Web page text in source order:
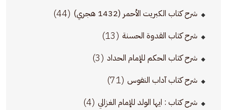
شرح كتاب الكبريت الأحمر (1432 هجري) (44)
شرح كتاب القدوة الحسنة (13)
شرح كتاب الحكم للإمام الحداد (3)
شرح كتاب آداب النفوس (71)
شرح كتاب : ايها الولد للإمام الغزالي (4)